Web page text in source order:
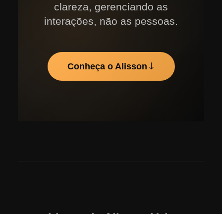
clareza, gerenciando as
interações, não as pessoas.
Conheça o Alisson